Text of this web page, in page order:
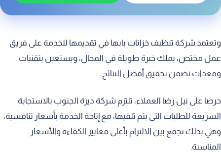
احصل علي افضل خدمة لتنظيف الخزانات بأبها ، اتصل بنا
الآن!
شركة تنظيف خزان الماء من الطحالب بابها
شركة تنظيف خزان الماء من الصدأ بابها
نظافة خزانات المياه بابها
تنظيف خزان الماء بابها
وتعتمد شركة تنظيف خزانات بابها في تقديمها للخدمة على فريق
عمل مختص، يملك خبرة طويلة في المجال، ويستعين بتقنيات
ومعدات تضمن تحقيق أفضل النتائج.
حرصا على نيل رضا العملاء، تلتزم شركة ديرة الجنوب بالاستجابة
السريعة للطلبات التي يتم تلقيها، مع إتاحة الخدمة بأسعار تنافسية،
وهي بذلك تجمع بين الالتزام بأعلى معايير الكفاءة والأسعار
المناسبة.